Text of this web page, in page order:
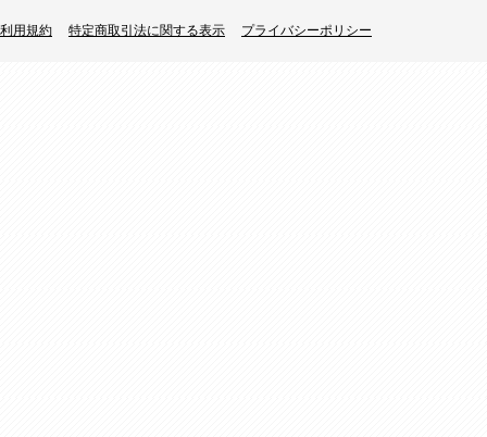
利用規約 特定商取引法に関する表示 プライバシーポリシー